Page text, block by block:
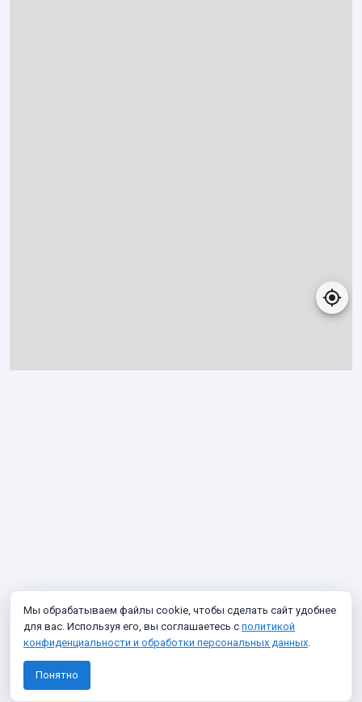
Мы обрабатываем файлы cookie, чтобы сделать сайт удобнее
для вас. Используя его, вы соглашаетесь с политикой
конфиденциальности и обработки персональных данных.
Понятно